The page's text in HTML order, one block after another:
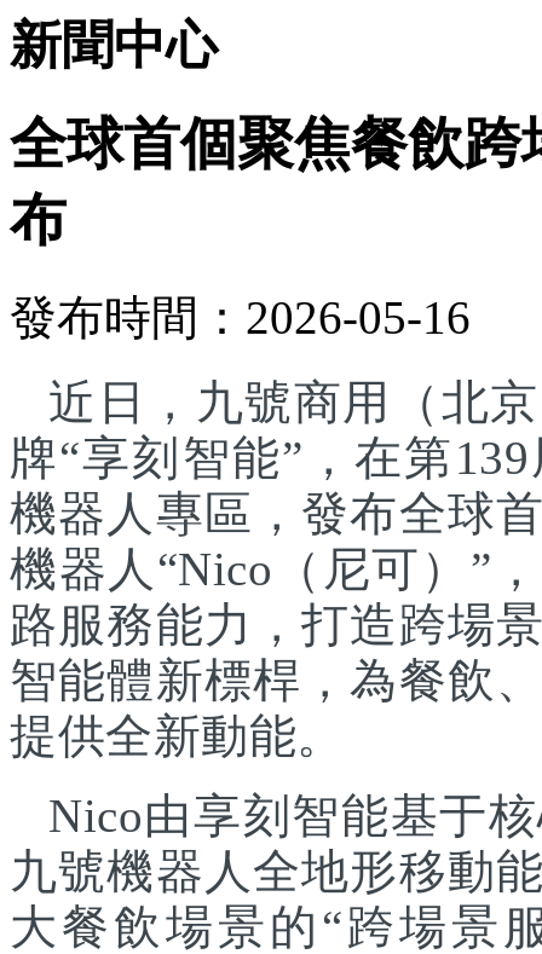
新聞中心
全球首個聚焦餐飲
布
發布時間：2026-05-16
近日，九號商用（北
牌“享刻智能”，在第
機器人專區，發布全球
機器人“Nico（尼可）”
路服務能力，打造跨場
智能體新標桿，為餐飲
提供全新動能。
Nico由享刻智能基于
九號機器人全地形移動
大餐飲場景的“跨場景